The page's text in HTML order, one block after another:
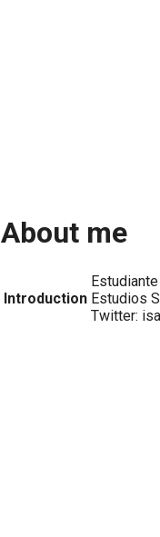
About me
Introduction Estudios
Twitter: